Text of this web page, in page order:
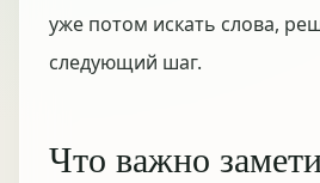
уже потом искать слова,
следующий шаг.
Что важно